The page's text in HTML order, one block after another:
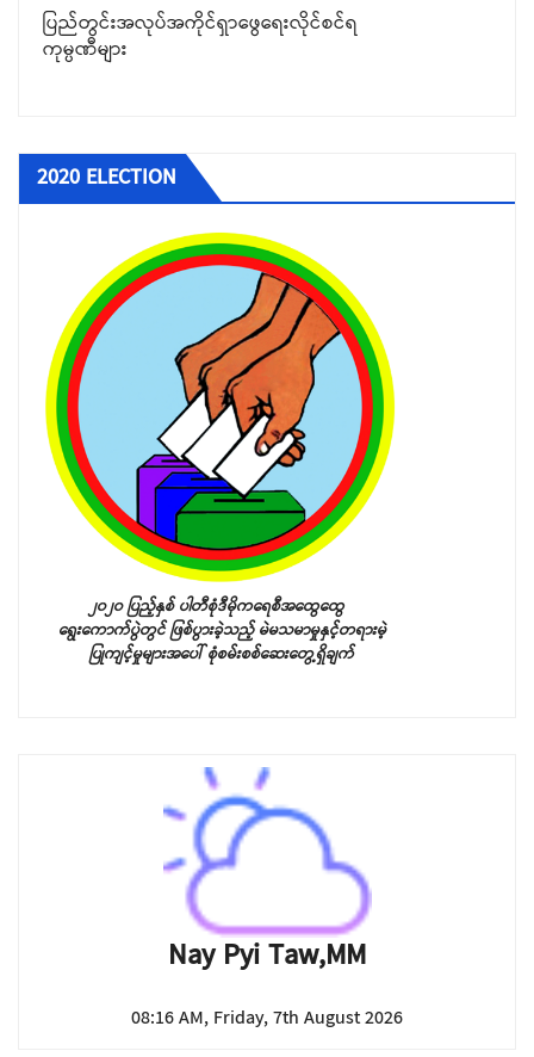
ကုမ္ပဏီများ
ခုံသမာဓိကောင်စီမှ ဆုံးဖြတ်ခဲ့သည့် အငြင်းပွား
မှုများ
ရွှေ့ပြောင်းအလုပ်သမားဆိုင်ရာ ကိစ္စရပ်များ
ခုံသမာဓိ အဖွဲ့များ၏ ဆုံးဖြတ်ချက်များ
တင်ဒါခေါ်ယူခြင်း
2020 ELECTION
၂၀၂၀ ပြည့်နှစ် ပါတီစုံဒီမိုကရေစီအထွေထွေ
ရွေးကောက်ပွဲတွင် ဖြစ်ပွားခဲ့သည့် မဲမသမာမှုနှင့်တရားမဲ့
ပြုကျင့်မှုများအပေါ် စုံစမ်းစစ်ဆေးတွေ့ရှိချက်
Nay Pyi Taw,MM
08:16 AM, Friday, 7th August 2026